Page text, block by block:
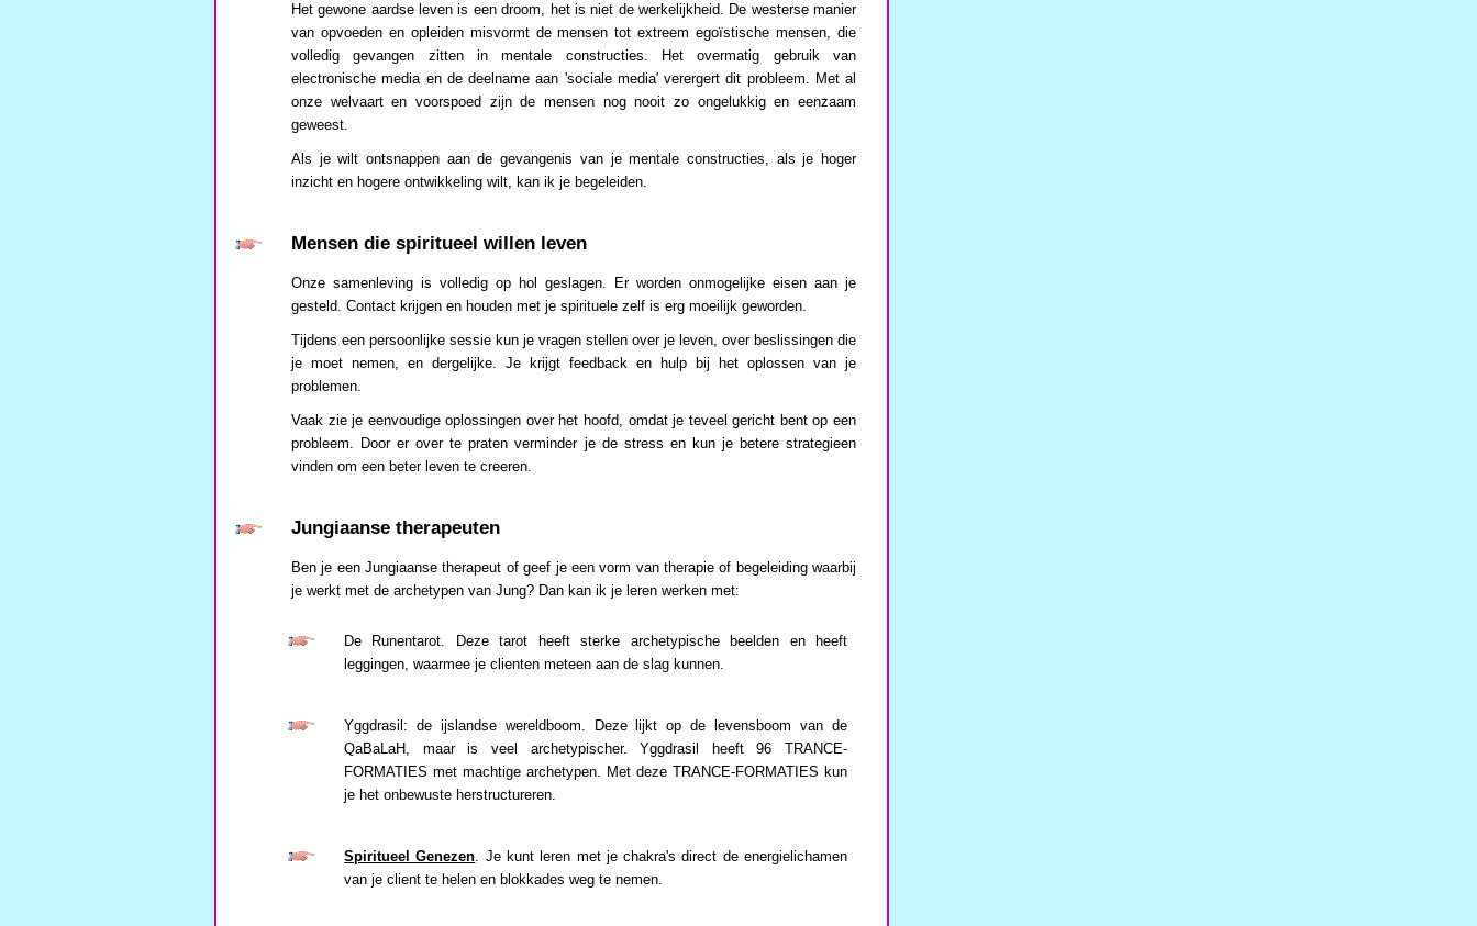
Het gewone aardse leven is een droom, het is niet de werkelijkheid. De westerse manier
van opvoeden en opleiden misvormt de mensen tot extreem egoïstische mensen, die
volledig gevangen zitten in mentale constructies. Het overmatig gebruik van
electronische media en de deelname aan 'sociale media' verergert dit probleem. Met al
onze welvaart en voorspoed zijn de mensen nog nooit zo ongelukkig en eenzaam
geweest.
Als je wilt ontsnappen aan de gevangenis van je mentale constructies, als je hoger
inzicht en hogere ontwikkeling wilt, kan ik je begeleiden.
Mensen die spiritueel willen leven
Onze samenleving is volledig op hol geslagen. Er worden onmogelijke eisen aan je
gesteld. Contact krijgen en houden met je spirituele zelf is erg moeilijk geworden.
Tijdens een persoonlijke sessie kun je vragen stellen over je leven, over beslissingen die
je moet nemen, en dergelijke. Je krijgt feedback en hulp bij het oplossen van je
problemen.
Vaak zie je eenvoudige oplossingen over het hoofd, omdat je teveel gericht bent op een
probleem. Door er over te praten verminder je de stress en kun je betere strategieen
vinden om een beter leven te creeren.
Jungiaanse therapeuten
Ben je een Jungiaanse therapeut of geef je een vorm van therapie of begeleiding waarbij
je werkt met de archetypen van Jung? Dan kan ik je leren werken met:
De Runentarot. Deze tarot heeft sterke archetypische beelden en heeft
leggingen, waarmee je clienten meteen aan de slag kunnen.
Yggdrasil: de ijslandse wereldboom. Deze lijkt op de levensboom van de
QaBaLaH, maar is veel archetypischer. Yggdrasil heeft 96 TRANCE-
FORMATIES met machtige archetypen. Met deze TRANCE-FORMATIES kun
je het onbewuste herstructureren.
Spiritueel Genezen. Je kunt leren met je chakra's direct de energielichamen
van je client te helen en blokkades weg te nemen.